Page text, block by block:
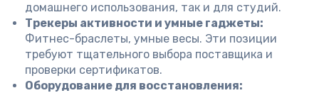
домашнего использования, так и для студий.
Трекеры активности и умные гаджеты:
Фитнес-браслеты, умные весы. Эти позиции
требуют тщательного выбора поставщика и
проверки сертификатов.
Оборудование для восстановления: